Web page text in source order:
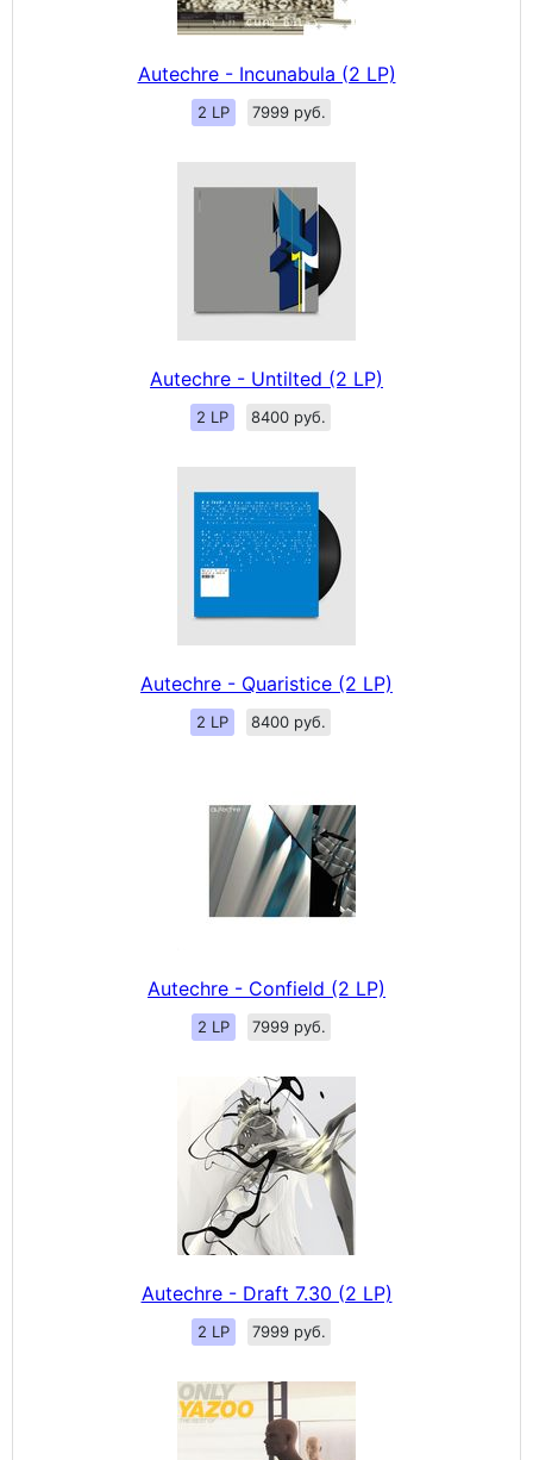
Autechre - Incunabula (2 LP)
2 LP 7999 руб.
Autechre - Untilted (2 LP)
2 LP 8400 руб.
Autechre - Quaristice (2 LP)
2 LP 8400 руб.
Autechre - Confield (2 LP)
2 LP 7999 руб.
Autechre - Draft 7.30 (2 LP)
2 LP 7999 руб.